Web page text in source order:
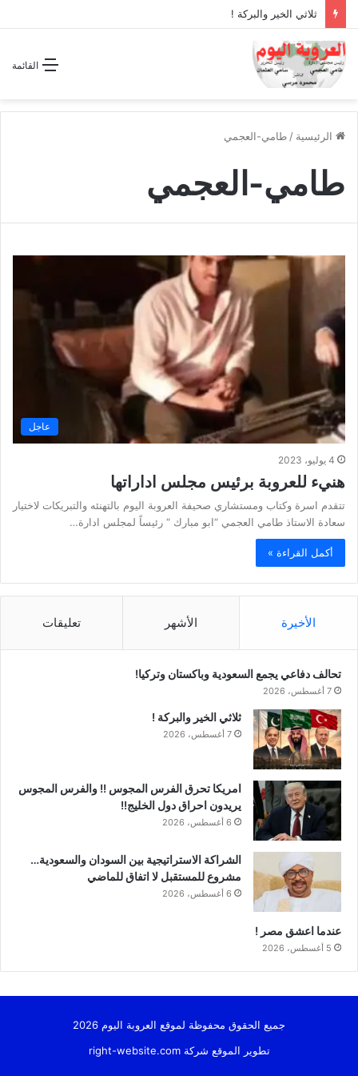
ثلاثي الخير والبركة !
القائمة
الرئيسية / طامي-العجمي
طامي-العجمي
عاجل
4 يوليو، 2023
هنيء للعروبة برئيس مجلس اداراتها
تتقدم اسرة وكتاب ومستشاري صحيفة العروبة اليوم بالتهنئه والتبريكات لاختيار
سعادة الاستاذ طامي العجمي “ابو مبارك “ رئيساً لمجلس ادارة…
أكمل القراءة »
الأخيرة الأشهر تعليقات
تحالف دفاعي يجمع السعودية وباكستان وتركيا!
7 أغسطس، 2026
ثلاثي الخير والبركة !
7 أغسطس، 2026
امريكا تحرق الفرس المجوس !! والفرس المجوس
يريدون احراق دول الخليج!!
6 أغسطس، 2026
الشراكة الاستراتيجية بين السودان والسعودية…
مشروع للمستقبل لا اتفاق للماضي
6 أغسطس، 2026
عندما اعشق مصر !
5 أغسطس، 2026
جميع الحقوق محفوظة لموقع العروبة اليوم 2026
تطوير الموقع شركةright-website.com